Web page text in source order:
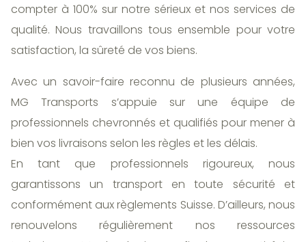
compter à 100% sur notre sérieux et nos services de
qualité. Nous travaillons tous ensemble pour votre
satisfaction, la sûreté de vos biens.
Avec un savoir-faire reconnu de plusieurs années,
MG Transports s’appuie sur une équipe de
professionnels chevronnés et qualifiés pour mener à
bien vos livraisons selon les règles et les délais.
En tant que professionnels rigoureux, nous
garantissons un transport en toute sécurité et
conformément aux règlements Suisse. D’ailleurs, nous
renouvelons régulièrement nos ressources